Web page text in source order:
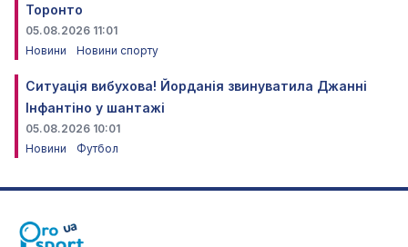
Торонто
05.08.2026 11:01
Новини
Новини спорту
Ситуація вибухова! Йорданія звинуватила Джанні
Інфантіно у шантажі
05.08.2026 10:01
Новини
Футбол